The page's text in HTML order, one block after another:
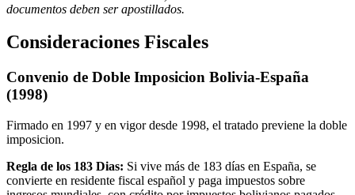
documentos deben ser apostillados.
Consideraciones Fiscales
Convenio de Doble Imposicion Bolivia-España
(1998)
Firmado en 1997 y en vigor desde 1998, el tratado previene la doble
imposicion.
Regla de los 183 Dias: Si vive más de 183 días en España, se
convierte en residente fiscal español y paga impuestos sobre